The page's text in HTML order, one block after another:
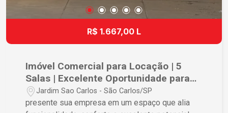
R$ 1.667,00 L
Imóvel Comercial para Locação | 5
Salas | Excelente Oportunidade para
Seu Negócio
Jardim Sao Carlos - São Carlos/SP
presente sua empresa em um espaço que alia